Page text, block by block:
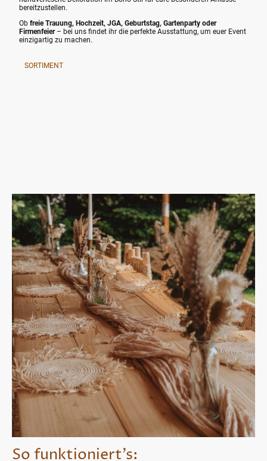
bereitzustellen.
Ob freie Trauung, Hochzeit, JGA, Geburtstag, Gartenparty oder
Firmenfeier– bei uns findet ihr die perfekte Ausstattung, um euer Event
einzigartig zu machen.
SORTIMENT
So funktioniert’s: